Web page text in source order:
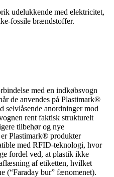
udelukkende med elektricitet,
fossile brændstoffer.
med en indkøbsvogn
de anvendes på Plastimark®
selvlåsende anordninger mod
rent faktisk strukturelt
tilbehør og nye
Plastimark® produkter
med RFID-teknologi, hvor
fordel ved, at plastik ikke
af etiketten, hvilket
(“Faraday bur” fænomenet).